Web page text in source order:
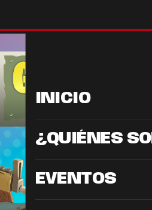
INICIO
¿QUIÉNES
EVENTOS